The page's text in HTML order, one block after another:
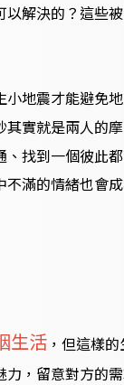
解決的？這些
地震才能避免
實就是兩人
找到一個彼此
滿的情緒也會
生活 ，但這樣
，留意對方的